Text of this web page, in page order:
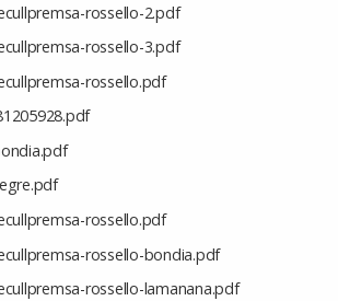
rossello-2.pdf
rossello-3.pdf
rossello.pdf
rossello.pdf
rossello-bondia.pdf
rossello-lamanana.pdf